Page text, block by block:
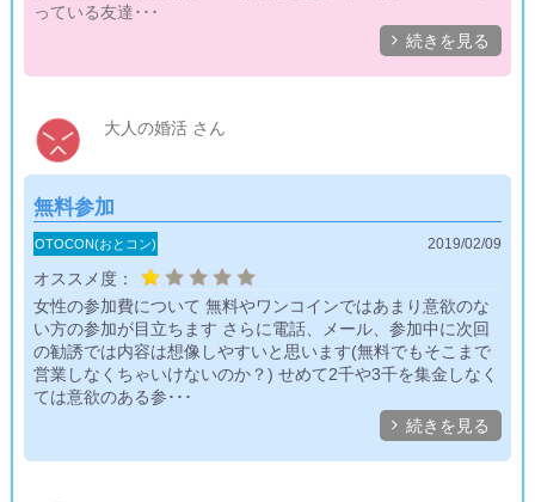
っている友達･･･
続きを見る
大人の婚活 さん
無料参加
OTOCON(おとコン)
オススメ度：
2019/02/09
女性の参加費について 無料やワンコインではあまり意欲のな
い方の参加が目立ちます さらに電話、メール、参加中に次回
の勧誘では内容は想像しやすいと思います(無料でもそこまで
営業しなくちゃいけないのか？) せめて2千や3千を集金しなく
ては意欲のある参･･･
続きを見る